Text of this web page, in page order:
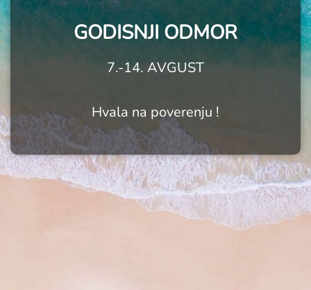
GODISNJI ODMOR
7.-14. AVGUST
Hvala na poverenju !